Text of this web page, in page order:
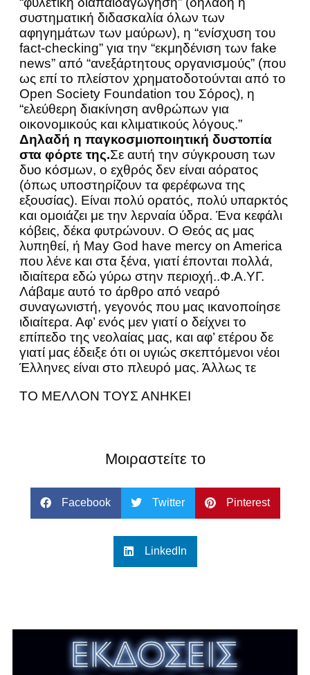
συστηματική διδασκαλία όλων των
αφηγημάτων των μαύρων), η “ενίσχυση του
fact-checking” για την “εκμηδένιση των fake
news” από “ανεξάρτητους οργανισμούς” (που
ως επί το πλείστον χρηματοδοτούνται από το
Open Society Foundation του Σόρος), η
“ελεύθερη διακίνηση ανθρώπων για
οικονομικούς και κλιματικούς λόγους.”
Δηλαδή η παγκοσμιοποιητική δυστοπία
στα φόρτε της.Σε αυτή την σύγκρουση των
δυο κόσμων, ο εχθρός δεν είναι αόρατος
(όπως υποστηρίζουν τα φερέφωνα της
εξουσίας). Είναι πολύ ορατός, πολύ υπαρκτός
και ομοιάζει με την λερναία ύδρα. Ένα κεφάλι
κόβεις, δέκα φυτρώνουν. Ο Θεός ας μας
λυπηθεί, ή May God have mercy on America
που λένε και στα ξένα, γιατί έπονται πολλά,
ιδιαίτερα εδώ γύρω στην περιοχή..Φ.Α.YΓ.
Λάβαμε αυτό το άρθρο από νεαρό
συναγωνιστή, γεγονός που μας ικανοποίησε
ιδιαίτερα. Αφ’ ενός μεν γιατί ο δείχνει το
επίπεδο της νεολαίας μας, και αφ’ ετέρου δε
γιατί μας έδειξε ότι οι υγιώς σκεπτόμενοι νέοι
Έλληνες είναι στο πλευρό μας. Άλλως τε
ΤΟ ΜΕΛΛΟΝ ΤΟΥΣ ΑΝΗΚΕΙ
Μοιραστείτε το
Facebook Twitter Pinterest
LinkedIn